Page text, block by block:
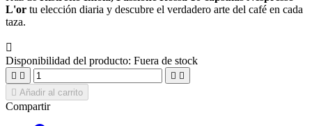
L'or tu elección diaria y descubre el verdadero arte del café en cada
taza.

Disponibilidad del producto: Fuera de stock
   
 Añadir al carrito
Compartir